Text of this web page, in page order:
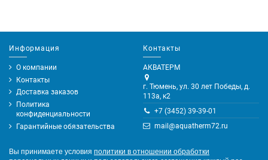
Информация
О компании
Контакты
Доставка заказов
Политика
конфиденциальности
Гарантийные обязательства
Контакты
АКВАТЕРМ
г. Тюмень, ул. 30 лет Победы, д.
113а, к2
+7 (3452) 39-39-01
mail@aquatherm72.ru
Вы принимаете условия политики в отношении обработки